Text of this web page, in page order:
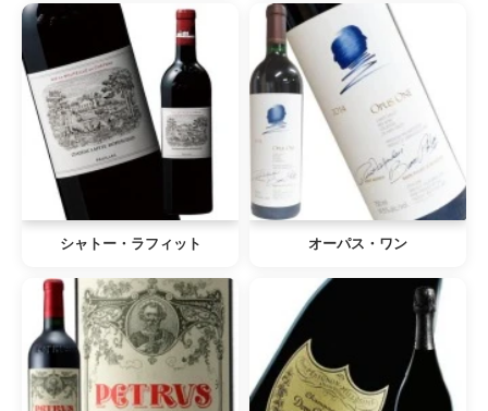
シャトー・ラフィット オーパス・ワン